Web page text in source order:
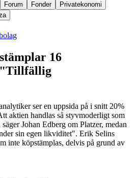
Forum Fonder
Privatekonomi
16
"Tillfällig
ser en uppsida på i snitt 20%
aktien handlas så styvmoderligt som
Johan Edberg om Platzer, medan
sin egen likviditet". Erik Selins
inte köpstämplas, delvis på grund av